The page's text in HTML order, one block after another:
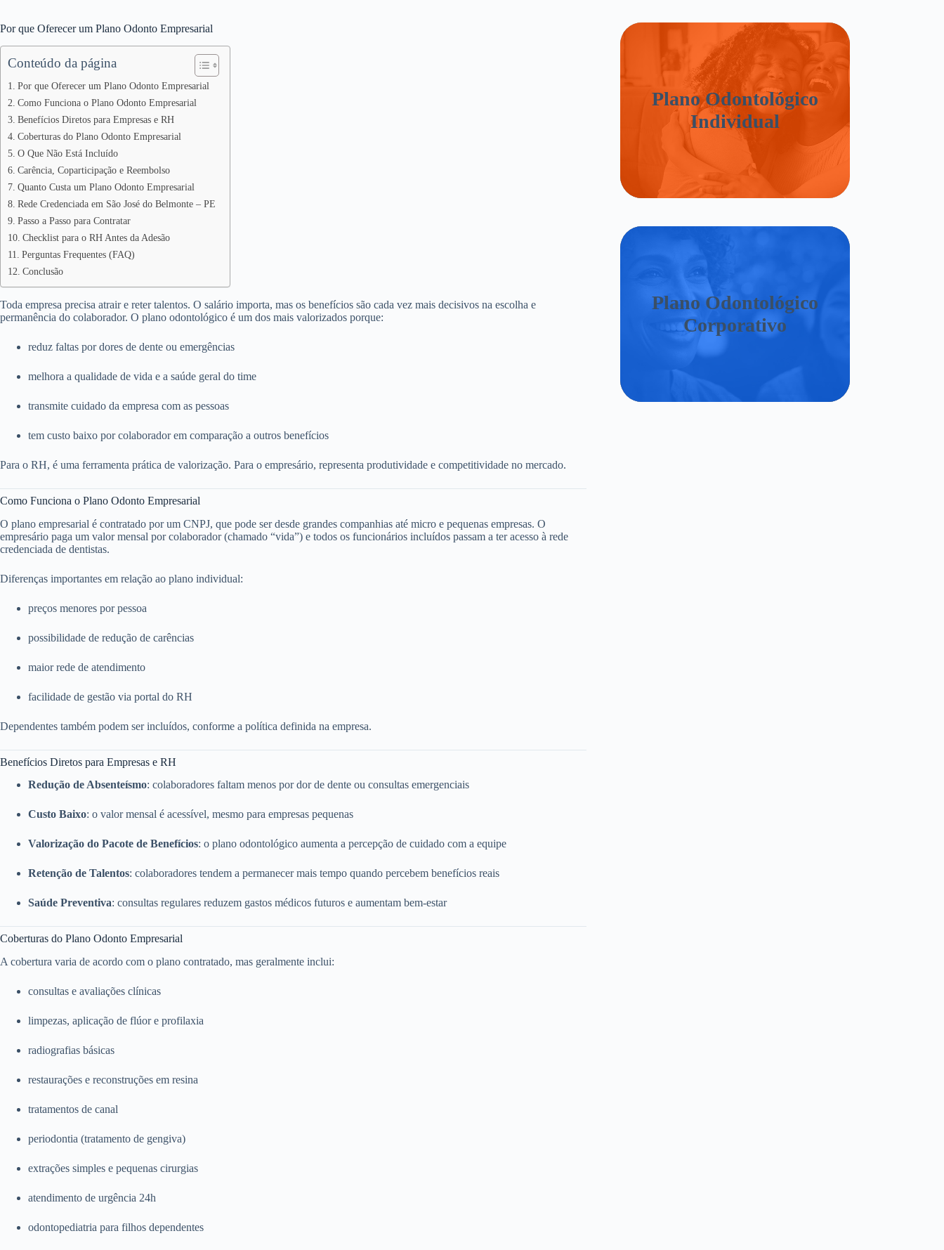
Por que Oferecer um Plano Odonto Empresarial
Conteúdo da página
Por que Oferecer um Plano Odonto Empresarial
Como Funciona o Plano Odonto Empresarial
Benefícios Diretos para Empresas e RH
Coberturas do Plano Odonto Empresarial
O Que Não Está Incluído
Carência, Coparticipação e Reembolso
Quanto Custa um Plano Odonto Empresarial
Rede Credenciada em São José do Belmonte – PE
Passo a Passo para Contratar
Checklist para o RH Antes da Adesão
Perguntas Frequentes (FAQ)
Conclusão
Toda empresa precisa atrair e reter talentos. O salário importa, mas os benefícios são cada vez mais decisivos na escolha e
permanência do colaborador. O plano odontológico é um dos mais valorizados porque:
reduz faltas por dores de dente ou emergências
melhora a qualidade de vida e a saúde geral do time
transmite cuidado da empresa com as pessoas
tem custo baixo por colaborador em comparação a outros benefícios
Para o RH, é uma ferramenta prática de valorização. Para o empresário, representa produtividade e competitividade no mercado.
Como Funciona o Plano Odonto Empresarial
O plano empresarial é contratado por um CNPJ, que pode ser desde grandes companhias até micro e pequenas empresas. O
empresário paga um valor mensal por colaborador (chamado “vida”) e todos os funcionários incluídos passam a ter acesso à rede
credenciada de dentistas.
Diferenças importantes em relação ao plano individual:
preços menores por pessoa
possibilidade de redução de carências
maior rede de atendimento
facilidade de gestão via portal do RH
Dependentes também podem ser incluídos, conforme a política definida na empresa.
Benefícios Diretos para Empresas e RH
Redução de Absenteísmo: colaboradores faltam menos por dor de dente ou consultas emergenciais
Custo Baixo: o valor mensal é acessível, mesmo para empresas pequenas
Valorização do Pacote de Benefícios: o plano odontológico aumenta a percepção de cuidado com a equipe
Retenção de Talentos: colaboradores tendem a permanecer mais tempo quando percebem benefícios reais
Saúde Preventiva: consultas regulares reduzem gastos médicos futuros e aumentam bem-estar
Coberturas do Plano Odonto Empresarial
A cobertura varia de acordo com o plano contratado, mas geralmente inclui:
consultas e avaliações clínicas
limpezas, aplicação de flúor e profilaxia
radiografias básicas
restaurações e reconstruções em resina
tratamentos de canal
periodontia (tratamento de gengiva)
extrações simples e pequenas cirurgias
atendimento de urgência 24h
odontopediatria para filhos dependentes
Plano Odontológico
Individual
Plano Odontológico
Corporativo